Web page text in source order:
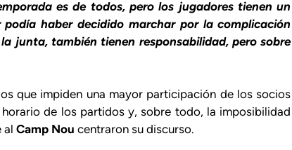
es de todos, pero los jugadores tienen un
haber decidido marchar por la complicación
junta, también tienen responsabilidad, pero sobre
que impiden una mayor participación de los socios
de los partidos y, sobre todo, la imposibilidad
al Camp Nou centraron su discurso.